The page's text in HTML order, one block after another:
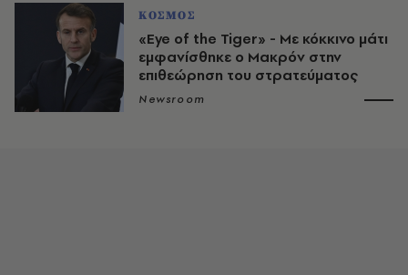
ΚΟΣΜΟΣ
«Eye of the Tiger» - Με κόκκινο μάτι
εμφανίσθηκε ο Μακρόν στην
επιθεώρηση του στρατεύματος
Newsroom